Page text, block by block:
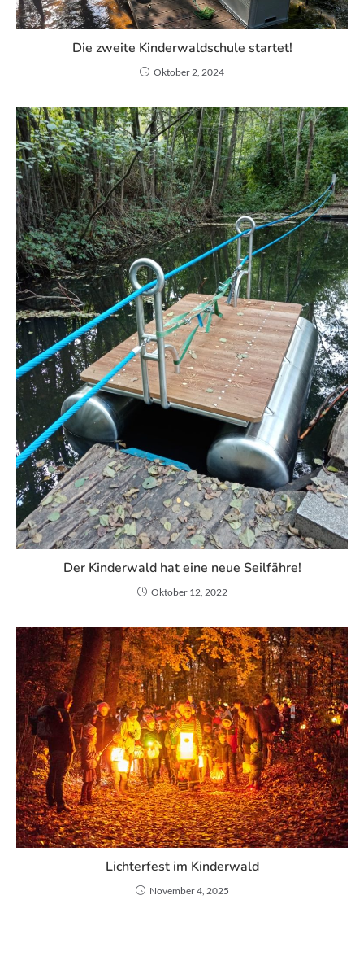
Die zweite Kinderwaldschule startet!
Oktober 2, 2024
Der Kinderwald hat eine neue Seilfähre!
Oktober 12, 2022
Lichterfest im Kinderwald
November 4, 2025